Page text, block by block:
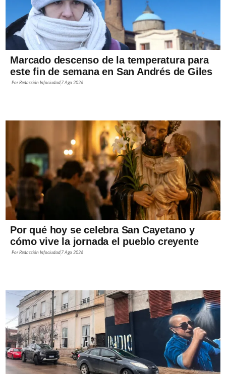
Marcado descenso de la temperatura para
este fin de semana en San Andrés de Giles
PorRedacción Infociudad 7 Ago 2026
Por qué hoy se celebra San Cayetano y
cómo vive la jornada el pueblo creyente
PorRedacción Infociudad 7 Ago 2026